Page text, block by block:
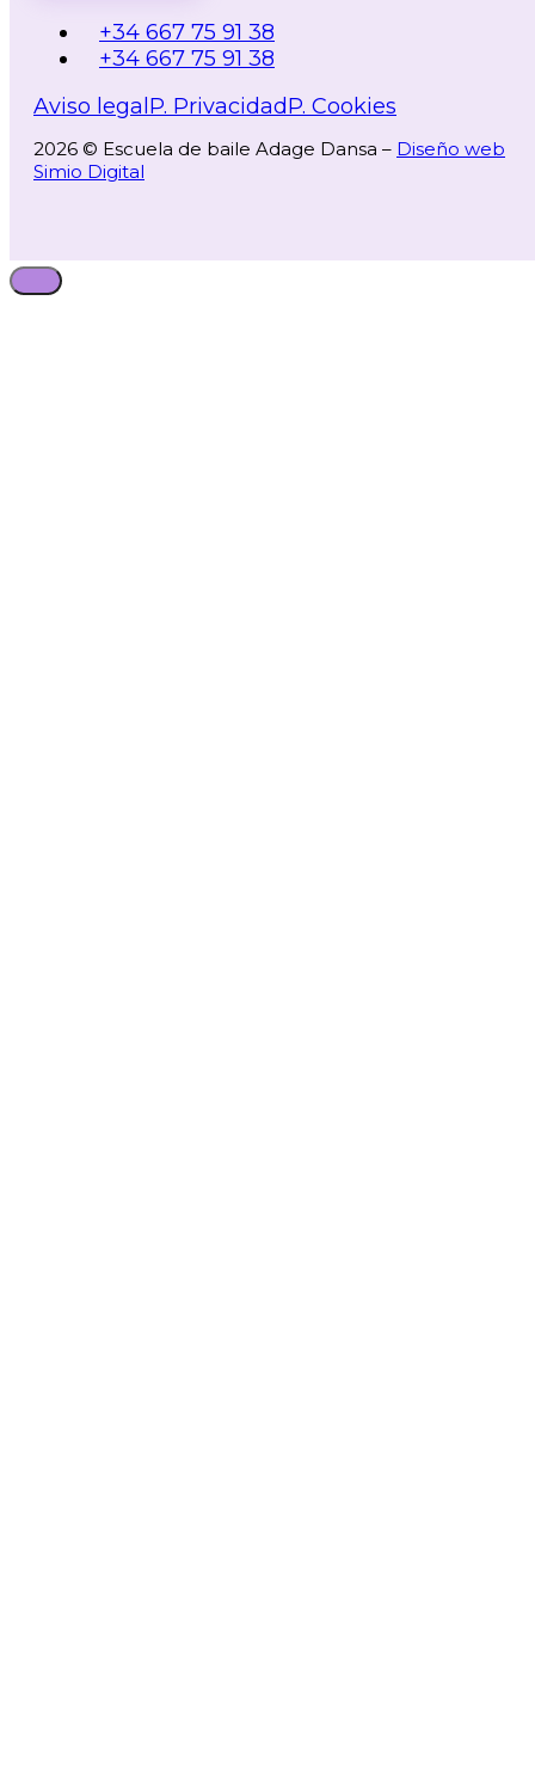
+34 667 75 91 38
+34 667 75 91 38
Aviso legal P. PrivacidadP. Cookies
2026 © Escuela de baile Adage Dansa – Diseño web
Simio Digital